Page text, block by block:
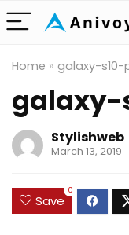
Home » galaxy-s10-
galaxy-
Stylishweb
March 13, 2019
Save
0